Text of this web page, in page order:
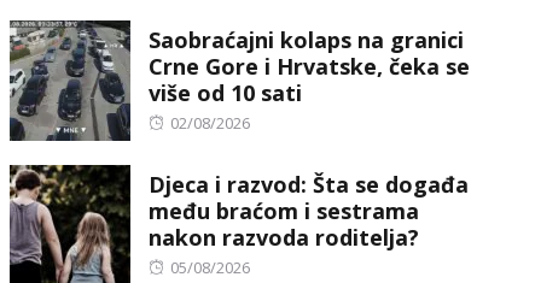
Saobraćajni kolaps na granici
Crne Gore i Hrvatske, čeka se
više od 10 sati
Posted
02/08/2026
Djeca i razvod: Šta se događa
među braćom i sestrama
nakon razvoda roditelja?
Posted
05/08/2026